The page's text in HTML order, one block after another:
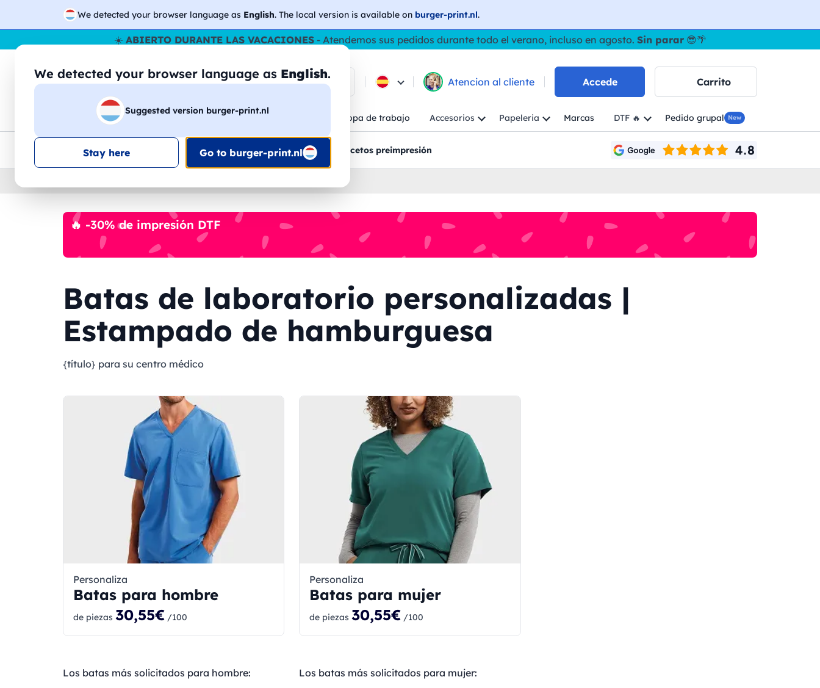
We detected your browser language as English. The local version is available on burger-print.nl.
We detected your browser language as English.
Suggested version burger-print.nl
Stay here Go to burger-print.nl
☀️ ABIERTO DURANTE LAS VACACIONES- Atendemos sus pedidos durante todo el verano, incluso en agosto. Sin parar😎🌴
🔎 Buscar entre los productos Atencion al cliente Accede Carrito
Camisetas Sudaderas Hombre Ropa de trabajo Accesorios Papeleria Marcas DTF 🔥 Pedido grupal New
Envio en toda la UE Descuento por volumenAtencion al cliente Bocetos preimpresión
🔥 -30% de impresión DTF
Batas de laboratorio personalizadas |
Estampado de hamburguesa
{título} para su centro médico
Personaliza
Batas para hombre
de piezas 30,55€ /100
Personaliza
Batas para mujer
de piezas30,55€ /100
Los batas más solicitados para hombre: Los batas más solicitados para mujer: